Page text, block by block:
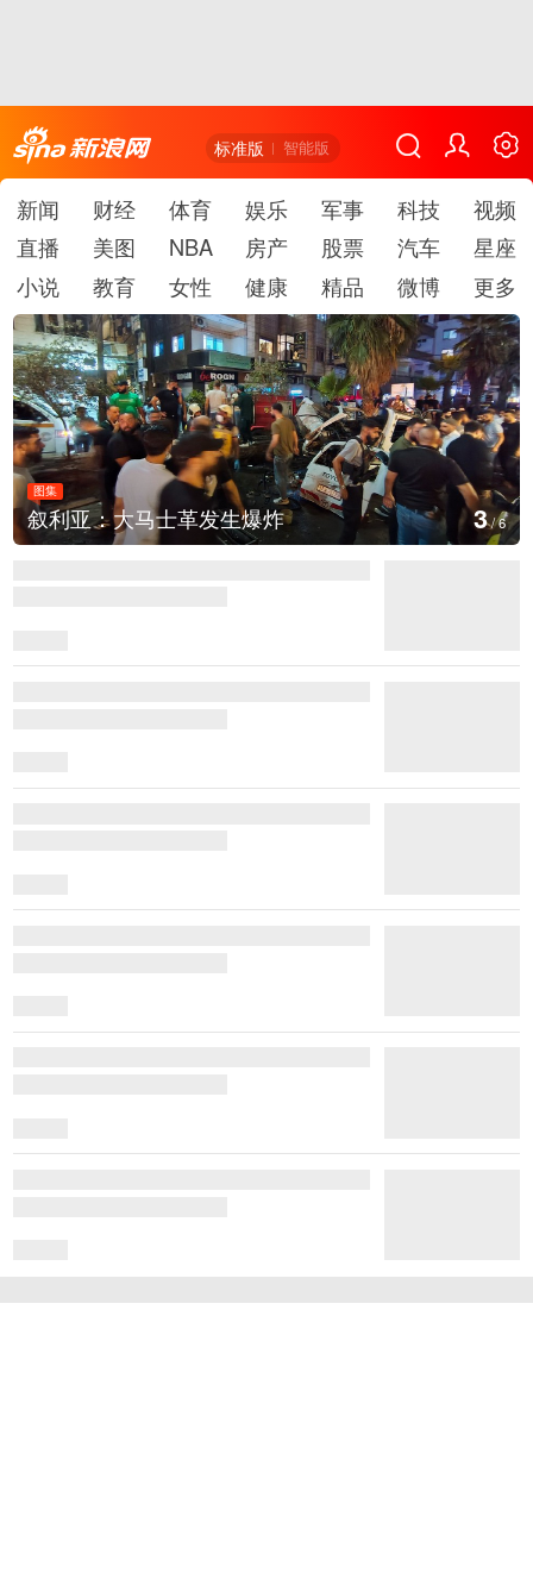
标准版 智能版
新闻 财经 体育 娱乐 军事 科技
视频
直播
美图 NBA 房产 股票 汽车
星座
小说
教育 女性 健康 精品 微博 更多
图集
叙利亚：大马士革发生爆炸 4/6